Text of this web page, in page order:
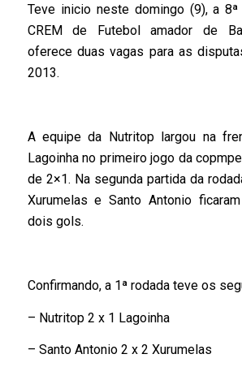
Teve inicio neste domingo (9), a
CREM de Futebol amador de
oferece duas vagas para as
2013.
A equipe da Nutritop largou na
Lagoinha no primeiro jogo da
de 2×1. Na segunda partida da
Xurumelas e Santo Antonio
dois gols.
Confirmando, a 1ª rodada teve os
– Nutritop 2 x 1 Lagoinha
– Santo Antonio 2 x 2 Xurumelas